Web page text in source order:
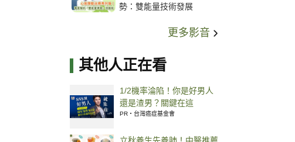
關鍵
勢：雙能量技術發展
更多影音
其他人正在看
1/2機率淪陷！你是好男人
還是渣男？關鍵在這
PR・台灣癌症基金會